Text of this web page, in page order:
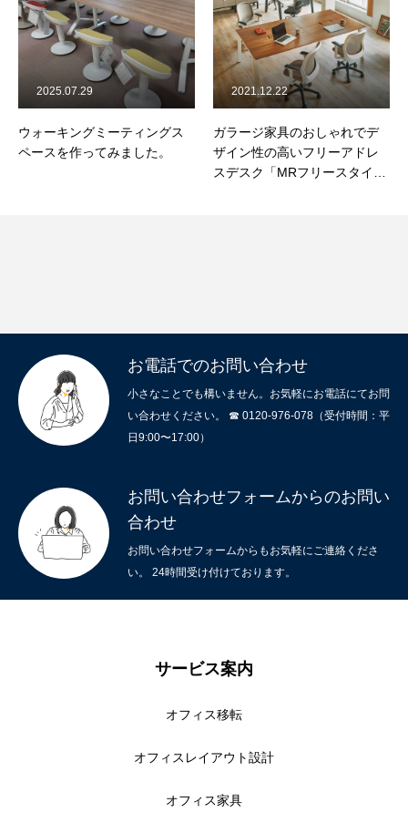
ウォーキングミーティングス
ペースを作ってみました。
2025.07.29
ガラージ家具のおしゃれでデ
ザイン性の高いフリーアドレ
スデスク「MRフリースタイル
2021.12.22
お電話でのお問い合わせ
小さなことでも構いません。お気軽にお電話にてお問
い合わせください。 ☎ 0120-976-078（受付時間：平
日9:00〜17:00）
お問い合わせフォームからのお問い
合わせ
お問い合わせフォームからもお気軽にご連絡くださ
い。 24時間受け付けております。
サービス案内
オフィス移転
オフィスレイアウト設計
オフィス家具